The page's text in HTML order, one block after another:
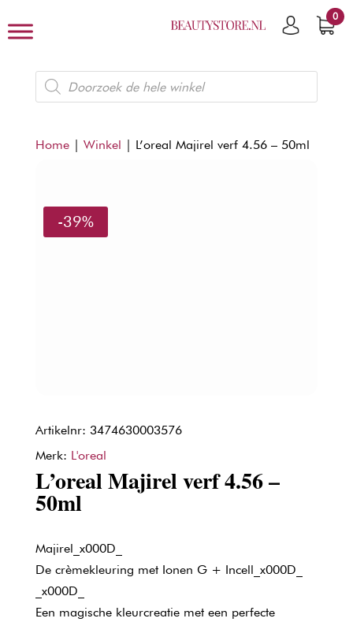
0
Producten
zoeken
Home| Winkel | L’oreal Majirel verf 4.56 – 50ml
-39%
Artikelnr: 3474630003576
Merk: L'oreal
L’oreal Majirel verf 4.56 –
50ml
Majirel_x000D_
De crèmekleuring met Ionen G + Incell_x000D_
_x000D_
Een magische kleurcreatie met een perfecte